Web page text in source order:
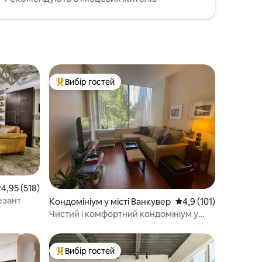
оцінка: 4,95 з 5, відгуки: 518
4,95 (518)
Топ вибір гостей
Вибір гостей
Кондомініум у місті Ванкувер Середня оцінка: 4,9
4,9 (101)
Чистий і комфортний кондомініум у
Топ вибір гостей
Вибір гостей